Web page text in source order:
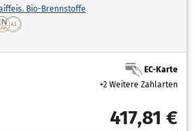
Bio-Brennstoffe
EC-Karte
+2 Weitere Zahlarten
417,81 €